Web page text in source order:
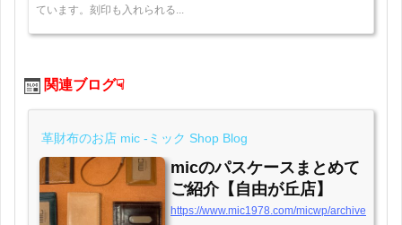
ています。刻印も入れられる...
関連ブログ☟
革財布のお店 mic -ミック Shop Blog
micのパスケースまとめて
ご紹介【自由が丘店】
https://www.mic1978.com/micwp/archive